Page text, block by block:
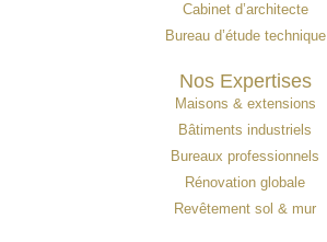
Cabinet d’architecte
Bureau d’étude technique
Nos Expertises
Maisons & extensions
Bâtiments industriels
Bureaux professionnels
Rénovation globale
Revêtement sol & mur